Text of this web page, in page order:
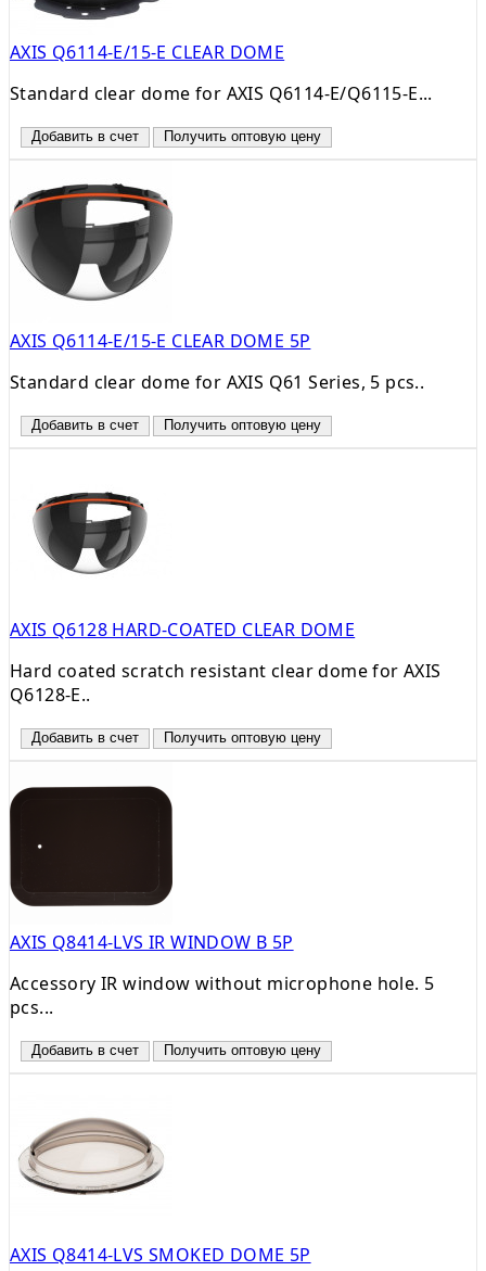
AXIS Q6114-E/15-E CLEAR DOME
Standard clear dome for AXIS Q6114-E/Q6115-E...
Добавить в счет Получить оптовую цену
AXIS Q6114-E/15-E CLEAR DOME 5P
Standard clear dome for AXIS Q61 Series, 5 pcs..
Добавить в счет Получить оптовую цену
AXIS Q6128 HARD-COATED CLEAR DOME
Hard coated scratch resistant clear dome for AXIS
Q6128-E..
Добавить в счет Получить оптовую цену
AXIS Q8414-LVS IR WINDOW B 5P
Accessory IR window without microphone hole. 5
pcs...
Добавить в счет Получить оптовую цену
AXIS Q8414-LVS SMOKED DOME 5P